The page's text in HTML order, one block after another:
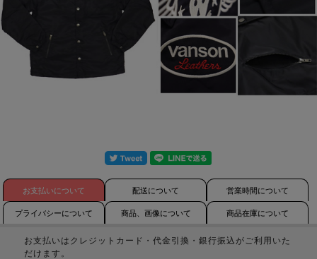
お支払いについて 配送について 営業時間について
プライバシーについて 商品、画像について 商品在庫について
お支払いはクレジットカード・代金引換・銀行振込がご利用いた
だけます。